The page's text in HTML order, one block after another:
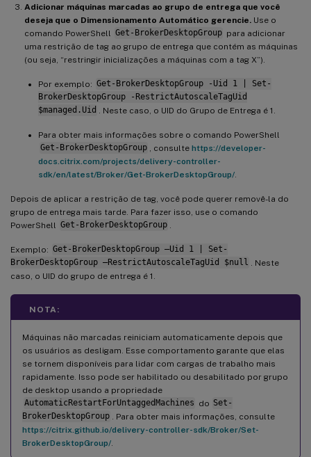
Adicionar máquinas marcadas ao grupo de entrega que você
deseja que o Dimensionamento Automático gerencie. Use o
comando PowerShell Get-BrokerDesktopGroup para adicionar
uma restrição de tag ao grupo de entrega que contém as máquinas
(ou seja, “restringir inicializações a máquinas com a tag X”).
Por exemplo: Get-BrokerDesktopGroup -Uid 1 | Set-
BrokerDesktopGroup -RestrictAutoscaleTagUid
$managed.Uid
. Neste caso, o UID do Grupo de Entrega é 1.
Para obter mais informações sobre o comando PowerShell
Get-BrokerDesktopGroup
, consulte https://developer-
docs.citrix.com/projects/delivery-controller-
sdk/en/latest/Broker/Get-BrokerDesktopGroup/
Depois de aplicar a restrição de tag, você pode querer removê-la do
grupo de entrega mais tarde. Para fazer isso, use o comando
PowerShell Get-BrokerDesktopGroup
Exemplo: Get-BrokerDesktopGroup –Uid 1 | Set-
BrokerDesktopGroup –RestrictAutoscaleTagUid $null
. Neste
caso, o UID do grupo de entrega é 1.
NOTA:
Máquinas não marcadas reiniciam automaticamente depois que
os usuários as desligam. Esse comportamento garante que elas
se tornem disponíveis para lidar com cargas de trabalho mais
rapidamente. Isso pode ser habilitado ou desabilitado por grupo
de desktop usando a propriedade
AutomaticRestartForUntaggedMachines do Set-
BrokerDesktopGroup
. Para obter mais informações, consulte
https://citrix.github.io/delivery-controller-sdk/Broker/Set-
BrokerDesktopGroup/